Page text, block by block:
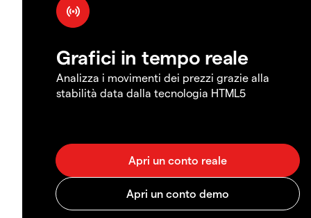
Grafici in tempo reale
Analizza i movimenti dei prezzi grazie alla
stabilità data dalla tecnologia HTML5